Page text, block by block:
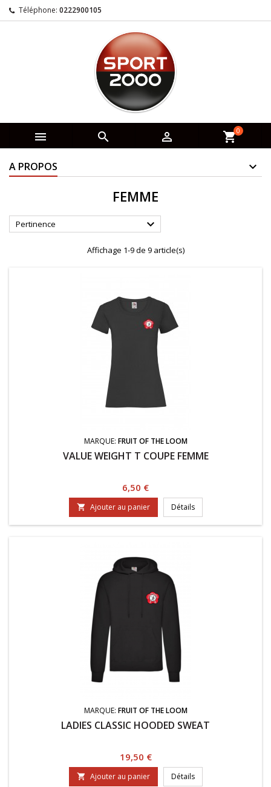
Téléphone: 0222900105
   shopping_cart0
A PROPOS
FEMME
Pertinence 
Affichage 1-9 de 9 article(s)
MARQUE: FRUIT OF THE LOOM
VALUE WEIGHT T COUPE FEMME
Prix
6,50 €
 Ajouter au panier Détails
MARQUE: FRUIT OF THE LOOM
LADIES CLASSIC HOODED SWEAT
Prix
19,50 €
 Ajouter au panier Détails